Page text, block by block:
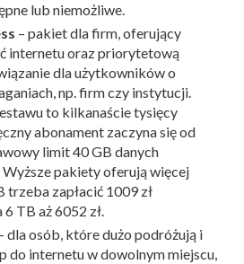
lub niemożliwe.
– pakiet dla firm, oferujący
internetu oraz priorytetową
dla użytkowników o
np. firm czy instytucji.
to kilkanaście tysięcy
abonament zaczyna się od
limit 40 GB danych
pakiety oferują więcej
trzeba zapłacić 1009 zł
6 TB aż 6052 zł​.
dla osób, które dużo podróżują i
do internetu w dowolnym miejscu,